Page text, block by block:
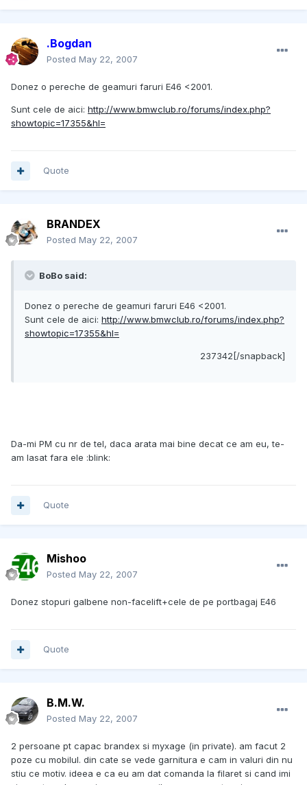
.Bogdan
Posted May 22, 2007
Donez o pereche de geamuri faruri E46 <2001.
Sunt cele de aici: http://www.bmwclub.ro/forums/index.php?
showtopic=17355&hl=
Quote
BRANDEX
Posted May 22, 2007
BoBo said:
Donez o pereche de geamuri faruri E46 <2001.
Sunt cele de aici: http://www.bmwclub.ro/forums/index.php?
showtopic=17355&hl=
237342[/snapback]
Da-mi PM cu nr de tel, daca arata mai bine decat ce am eu, te-
am lasat fara ele :blink:
Quote
Mishoo
Posted May 22, 2007
Donez stopuri galbene non-facelift+cele de pe portbagaj E46
Quote
B.M.W.
Posted May 22, 2007
2 persoane pt capac brandex si myxage (in private). am facut 2
poze cu mobilul. din cate se vede garnitura e cam in valuri din nu
stiu ce motiv. ideea e ca eu am dat comanda la filaret si cand imi